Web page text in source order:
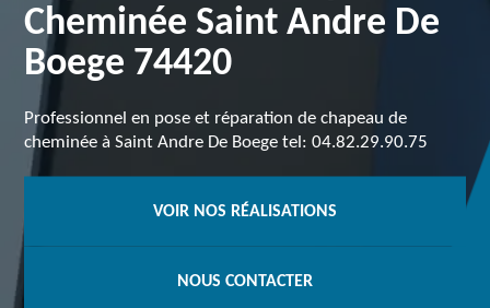
Cheminée Saint Andre De
Boege 74420
Professionnel en pose et réparation de chapeau de
cheminée à Saint Andre De Boege tel: 04.82.29.90.75
VOIR NOS RÉALISATIONS
NOUS CONTACTER